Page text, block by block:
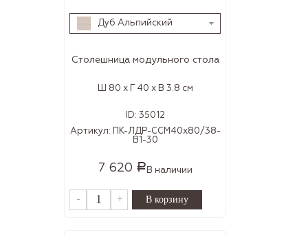
Дуб Альпийский
Столешница модульного стола
Ш 80 x Г 40 x В 3.8 см
ID: 35012
Артикул: ПК-ЛДР-ССМ40х80/38-
В1-30
7 620 РВ наличии
- +